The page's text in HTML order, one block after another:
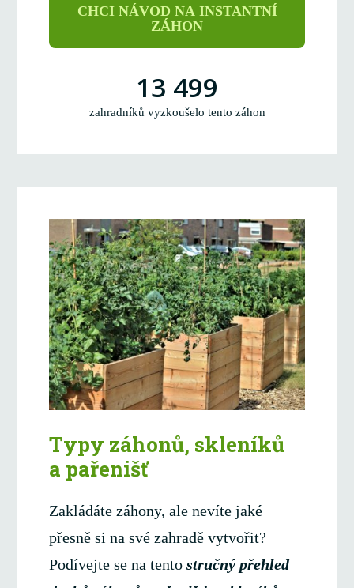
CHCI NÁVOD NA INSTANTNÍ
ZÁHON
13 499
zahradníků vyzkoušelo tento záhon
Typy záhonů, skleníků
a pařenišť
Zakládáte záhony, ale nevíte jaké
přesně si na své zahradě vytvořit?
Podívejte se na tentostručný přehled